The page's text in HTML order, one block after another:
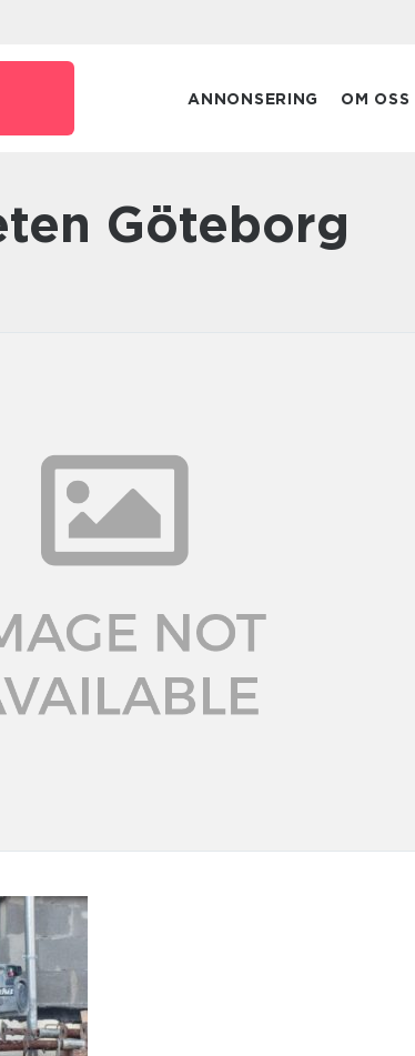
ANNONSERING OM OSS
Göteborg